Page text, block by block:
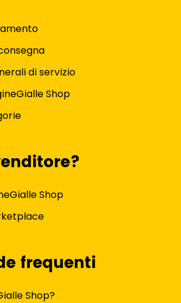
di servizio
Shop
Shop
frequenti
Shop?